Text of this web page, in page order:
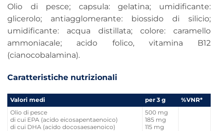
Olio di pesce; capsula: gelatina; umidificante:
glicerolo; antiagglomerante: biossido di silicio;
umidificante: acqua distillata; colore: caramello
ammoniacale; acido folico, vitamina B12
(cianocobalamina).
Caratteristiche nutrizionali
Valori medi per 3 g
%VNR*
Olio di pesce
di cui EPA (acido eicosapentaenoico)
di cui DHA (acido docosaesaenoico)
500 mg
185 mg
115 mg